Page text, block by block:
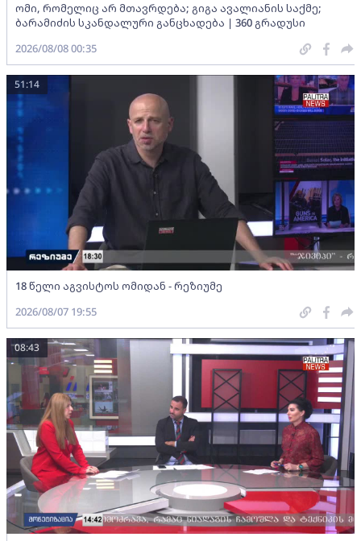
ომი, რომელიც არ მთავრდება; გიგა ავალიანის საქმე;
ბარამიძის სკანდალური განცხადება | 360 გრადუსი
2026/08/08 00:35
18 წელი აგვისტოს ომიდან - რეზიუმე
51:14
2026/08/07 19:55
08:43